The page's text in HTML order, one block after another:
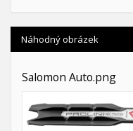
Náhodný obrázek
Salomon Auto.png